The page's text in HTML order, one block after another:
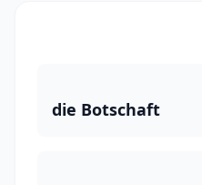
die Botschaft